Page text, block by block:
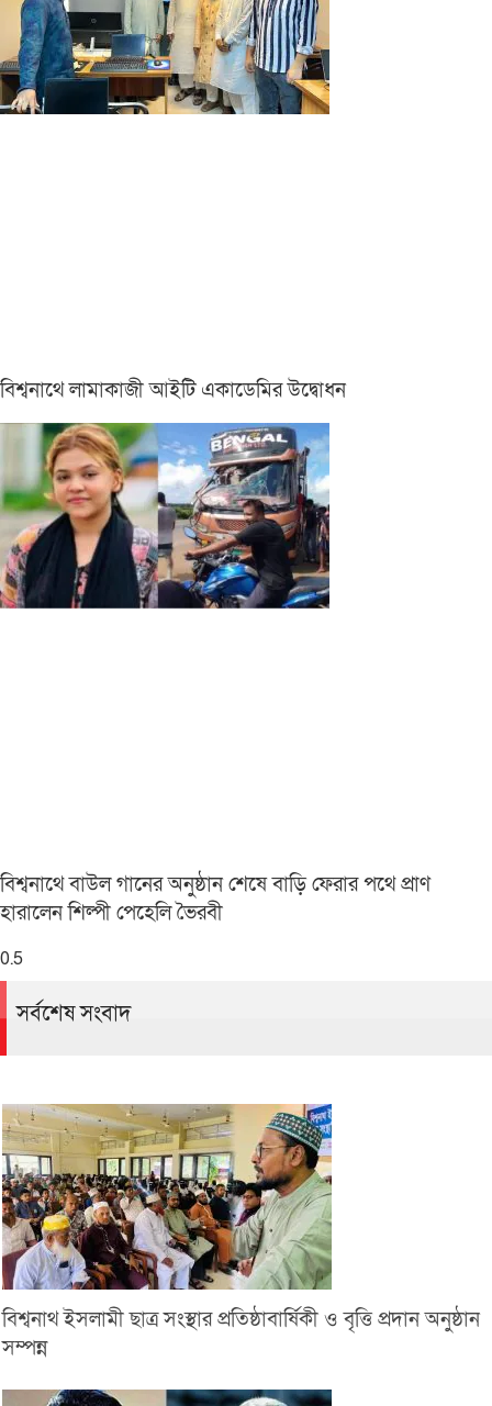
বিশ্বনাথে লামাকাজী আইটি একাডেমির উদ্বোধন
বিশ্বনাথে বাউল গানের অনুষ্ঠান শেষে বাড়ি ফেরার পথে প্রাণ
হারালেন শিল্পী পেহেলি ভৈরবী
সর্বশেষ সংবাদ
বিশ্বনাথ ইসলামী ছাত্র সংস্থার প্রতিষ্ঠাবার্ষিকী ও বৃত্তি প্রদান অনুষ্ঠান
সম্পন্ন